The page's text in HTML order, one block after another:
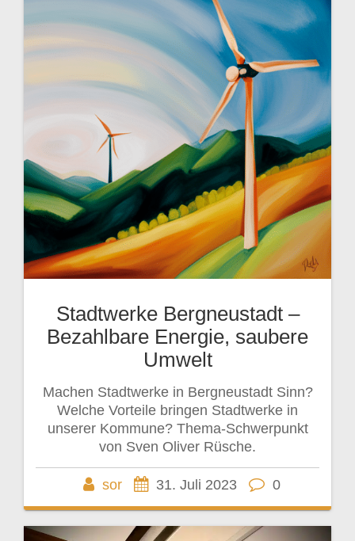
Stadtwerke Bergneustadt –
Bezahlbare Energie, saubere
Umwelt
Machen Stadtwerke in Bergneustadt Sinn?
Welche Vorteile bringen Stadtwerke in
unserer Kommune? Thema-Schwerpunkt
von Sven Oliver Rüsche.
sor 31. Juli 2023 0